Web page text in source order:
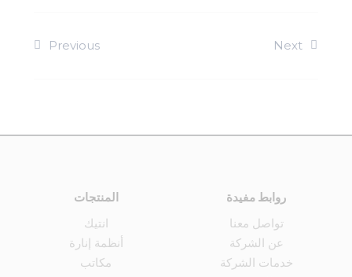
Previous Next
المنتجات
انتيك
أنظمة إنارة
مكاتب
روابط مفيدة
تواصل معنا
عن الشركة
خدمات الشركة